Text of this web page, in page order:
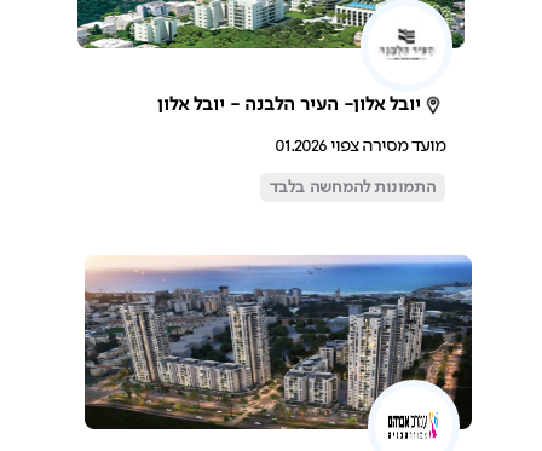
יובל אלון- העיר הלבנה - יובל אלון
מועד מסירה צפוי 01.2026
התמונות להמחשה בלבד